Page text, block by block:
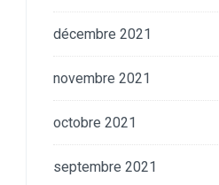
décembre 2021
novembre 2021
octobre 2021
septembre 2021